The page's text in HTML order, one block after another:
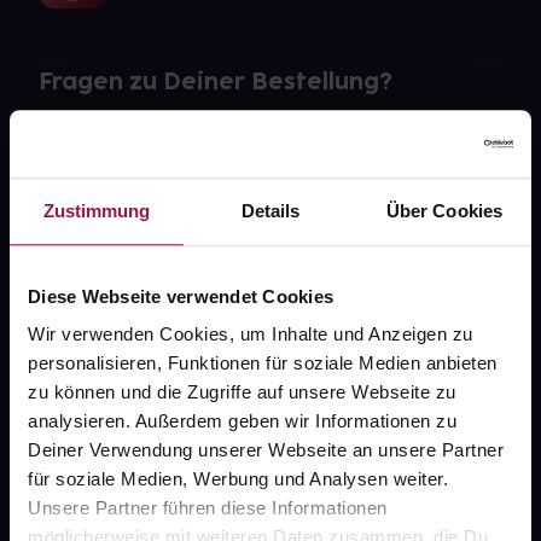
Zustimmung Details Über Cookies
Diese Webseite verwendet Cookies
Wir verwenden Cookies, um Inhalte und Anzeigen zu
personalisieren, Funktionen für soziale Medien anbieten
zu können und die Zugriffe auf unsere Webseite zu
analysieren. Außerdem geben wir Informationen zu
Deiner Verwendung unserer Webseite an unsere Partner
für soziale Medien, Werbung und Analysen weiter.
Unsere Partner führen diese Informationen
Fragen zu Deiner Bestellung?
Über uns
Karriere